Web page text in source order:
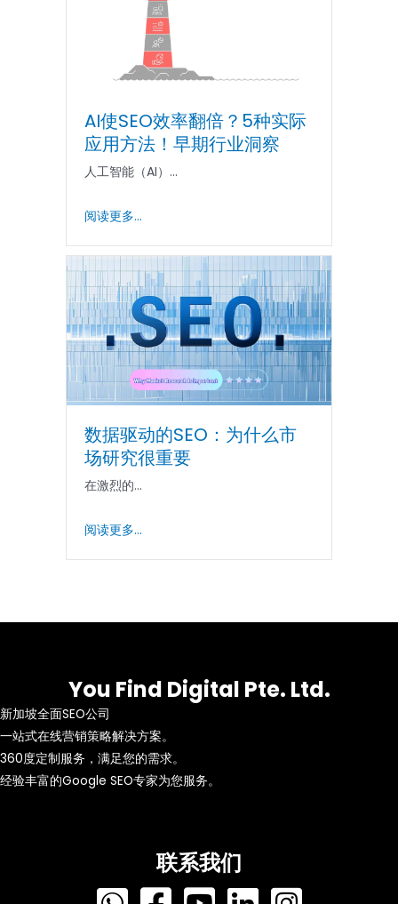
AI使SEO效率翻倍？5种实际
应用方法！早期行业洞察
人工智能（AI）...
阅读更多...
数据驱动的SEO：为什么市
场研究很重要
在激烈的...
阅读更多...
You Find Digital Pte. Ltd.
新加坡全面SEO公司
一站式在线营销策略解决方案。
360度定制服务，满足您的需求。
经验丰富的Google SEO专家为您服务。
联系我们